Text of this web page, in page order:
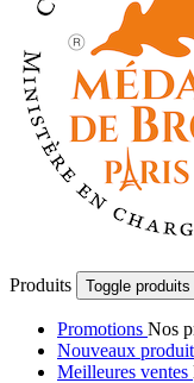
Produits Toggle
Promotions Nos
Nouveaux
Meilleures ventes